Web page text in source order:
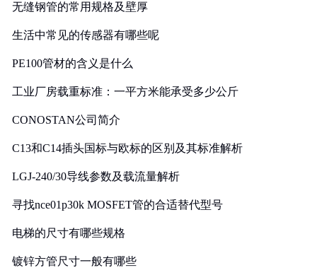
无缝钢管的常用规格及壁厚
生活中常见的传感器有哪些呢
PE100管材的含义是什么
工业厂房载重标准：一平方米能承受多少公斤
CONOSTAN公司简介
C13和C14插头国标与欧标的区别及其标准解析
LGJ-240/30导线参数及载流量解析
寻找nce01p30k MOSFET管的合适替代型号
电梯的尺寸有哪些规格
镀锌方管尺寸一般有哪些